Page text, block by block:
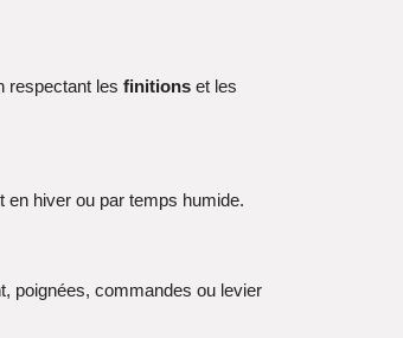
respectant les finitions et les
en hiver ou par temps humide.
poignées, commandes ou levier